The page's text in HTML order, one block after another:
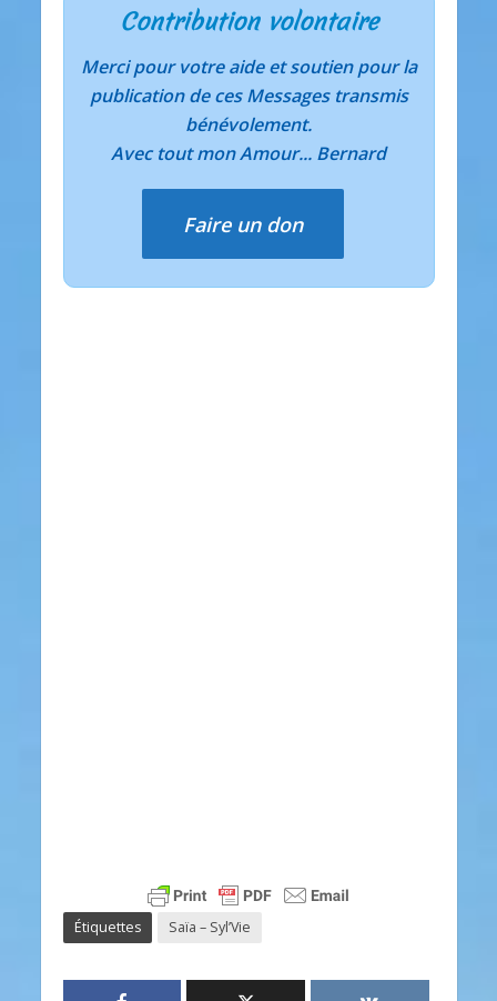
Contribution volontaire
Merci pour votre aide et soutien pour la
publication de ces Messages transmis
bénévolement.
Avec tout mon Amour... Bernard
Faire un don
Étiquettes Saïa – Syl’Vie